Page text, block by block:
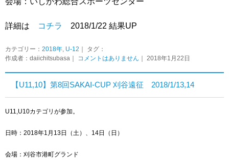
詳細は コチラ 2018/1/22 結果UP
カテゴリー： 2018年, U-12 ｜ タグ：
作成者：daiichitsubasa｜ コメントはありません ｜ 2018年1月22日
【U11,10】第8回SAKAI-CUP 刈谷遠征 2018/1/13,14
U11,U10カテゴリが参加。
日時：2018年1月13日（土）、14日（日）
会場：刈谷市港町グランド